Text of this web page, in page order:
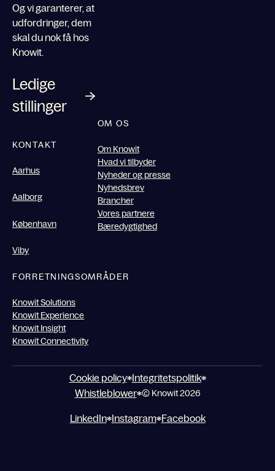
Og vi garanterer, at
udfordringer, dem
skal du nok få hos
Knowit.
Ledige
stillinger
KONTAKT
Aarhus
Aalborg
København
Viby
OM OS
Om Knowit
Hvad vi tilbyder
Nyheder og presse
Nyhedsbrev
Brancher
Vores partnere
Bæredygtighed
FORRETNINGSOMRÅDER
Knowit Solutions
Knowit Experience
Knowit Insight
Knowit Connectivity
Cookie policy Integritetspolitik
Whistleblower © Knowit 2026
LinkedIn Instagram Facebook